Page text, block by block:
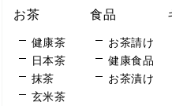
お茶
健康茶
日本茶
抹茶
玄米茶
食品
お茶請け
健康食品
お茶漬け